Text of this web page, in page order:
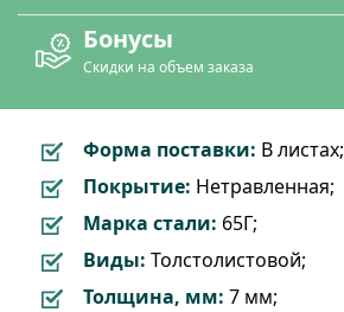
Бонусы
Скидки на объем заказа
Форма поставки: В листах;
Покрытие: Нетравленная;
Марка стали: 65Г;
Виды: Толстолистовой;
Толщина, мм: 7 мм;